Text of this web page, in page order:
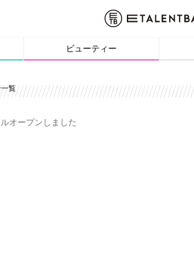
ビューティー
覧
オープンしました